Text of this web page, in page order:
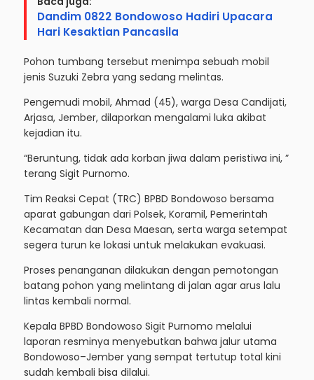
Dandim 0822 Bondowoso Hadiri Upacara
Hari Kesaktian Pancasila
Pohon tumbang tersebut menimpa sebuah mobil
jenis Suzuki Zebra yang sedang melintas.
Pengemudi mobil, Ahmad (45), warga Desa Candijati,
Arjasa, Jember, dilaporkan mengalami luka akibat
kejadian itu.
“Beruntung, tidak ada korban jiwa dalam peristiwa ini, ”
terang Sigit Purnomo.
Tim Reaksi Cepat (TRC) BPBD Bondowoso bersama
aparat gabungan dari Polsek, Koramil, Pemerintah
Kecamatan dan Desa Maesan, serta warga setempat
segera turun ke lokasi untuk melakukan evakuasi.
Proses penanganan dilakukan dengan pemotongan
batang pohon yang melintang di jalan agar arus lalu
lintas kembali normal.
Kepala BPBD Bondowoso Sigit Purnomo melalui
laporan resminya menyebutkan bahwa jalur utama
Bondowoso–Jember yang sempat tertutup total kini
sudah kembali bisa dilalui.